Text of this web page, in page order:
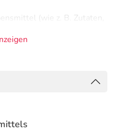
(wie z. B. Zutaten,